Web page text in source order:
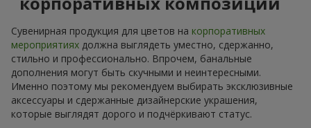
Сувенирная продукция для цветов на корпоративных
мероприятиях должна выглядеть уместно, сдержанно,
стильно и профессионально. Впрочем, банальные
дополнения могут быть скучными и неинтересными.
Именно поэтому мы рекомендуем выбирать эксклюзивные
аксессуары и сдержанные дизайнерские украшения,
которые выглядят дорого и подчёркивают статус.